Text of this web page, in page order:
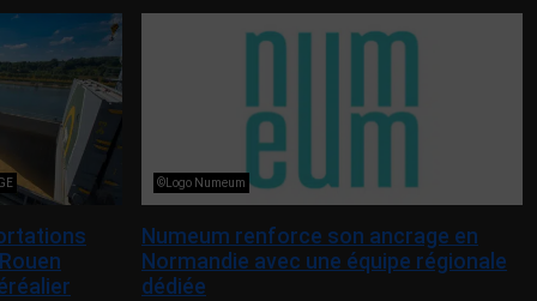
©Logo Numeum
Numeum renforce son ancrage en
Normandie avec une équipe régionale
dédiée